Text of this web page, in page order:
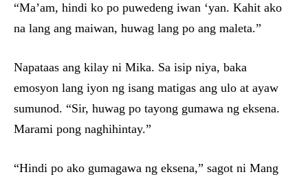
“Ma’am, hindi ko po puwedeng iwan ‘yan. Kahit ako
na lang ang maiwan, huwag lang po ang maleta.”
Napataas ang kilay ni Mika. Sa isip niya, baka
emosyon lang iyon ng isang matigas ang ulo at ayaw
sumunod. “Sir, huwag po tayong gumawa ng eksena.
Marami pong naghihintay.”
“Hindi po ako gumagawa ng eksena,” sagot ni Mang